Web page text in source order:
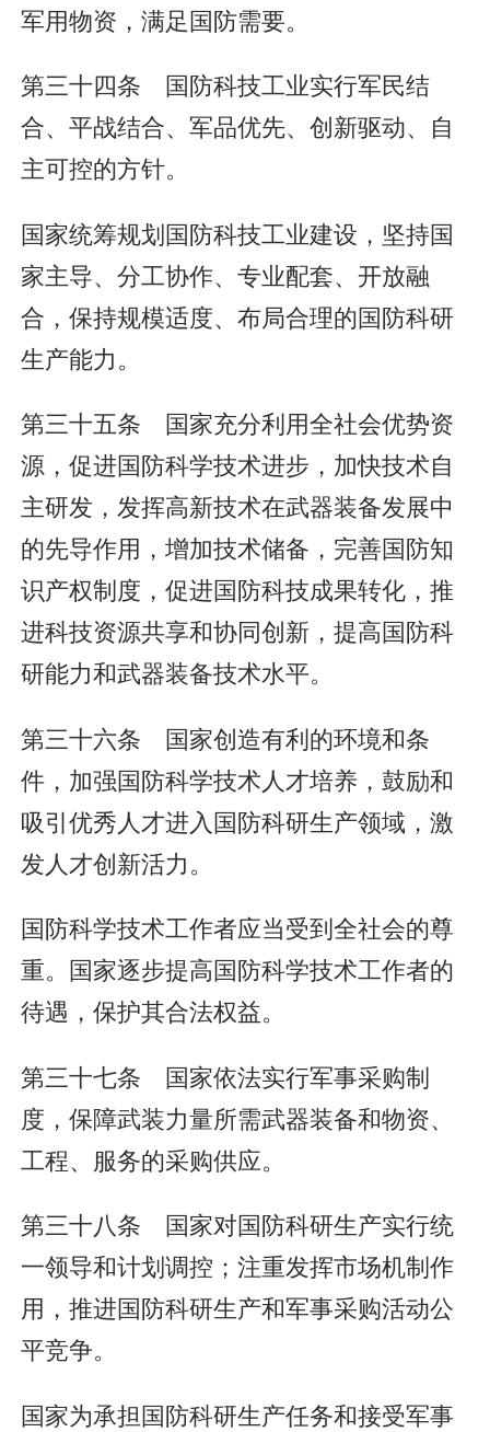
军用物资，满足国防需要。
第三十四条 国防科技工业实行军民结
合、平战结合、军品优先、创新驱动、自
主可控的方针。
国家统筹规划国防科技工业建设，坚持国
家主导、分工协作、专业配套、开放融
合，保持规模适度、布局合理的国防科研
生产能力。
第三十五条 国家充分利用全社会优势资
源，促进国防科学技术进步，加快技术自
主研发，发挥高新技术在武器装备发展中
的先导作用，增加技术储备，完善国防知
识产权制度，促进国防科技成果转化，推
进科技资源共享和协同创新，提高国防科
研能力和武器装备技术水平。
第三十六条 国家创造有利的环境和条
件，加强国防科学技术人才培养，鼓励和
吸引优秀人才进入国防科研生产领域，激
发人才创新活力。
国防科学技术工作者应当受到全社会的尊
重。国家逐步提高国防科学技术工作者的
待遇，保护其合法权益。
第三十七条 国家依法实行军事采购制
度，保障武装力量所需武器装备和物资、
工程、服务的采购供应。
第三十八条 国家对国防科研生产实行统
一领导和计划调控；注重发挥市场机制作
用，推进国防科研生产和军事采购活动公
平竞争。
国家为承担国防科研生产任务和接受军事